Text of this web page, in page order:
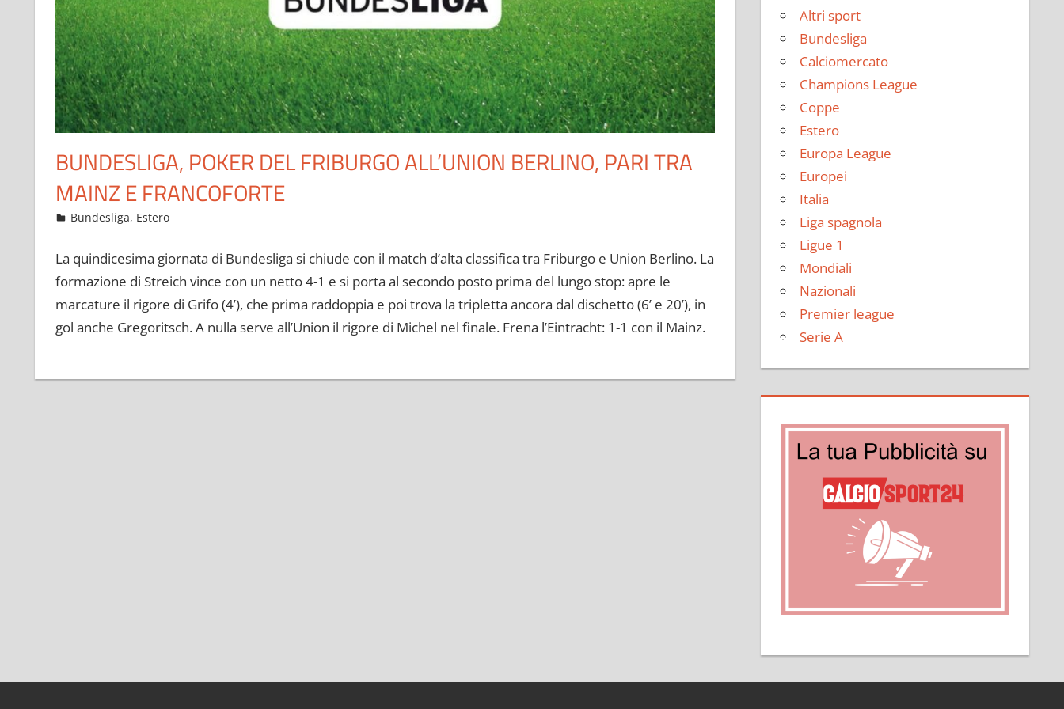
BUNDESLIGA, POKER DEL FRIBURGO ALL’UNION BERLINO, PARI TRA
MAINZ E FRANCOFORTE
Novembre 14, 2022
admin
Bundesliga, Estero
La quindicesima giornata di Bundesliga si chiude con il match d’alta classifica tra Friburgo e Union Berlino. La
formazione di Streich vince con un netto 4-1 e si porta al secondo posto prima del lungo stop: apre le
marcature il rigore di Grifo (4’), che prima raddoppia e poi trova la tripletta ancora dal dischetto (6’ e 20’), in
gol anche Gregoritsch. A nulla serve all’Union il rigore di Michel nel finale. Frena l’Eintracht: 1-1 con il Mainz.
Altri sport
Bundesliga
Calciomercato
Champions League
Coppe
Estero
Europa League
Europei
Italia
Liga spagnola
Ligue 1
Mondiali
Nazionali
Premier league
Serie A